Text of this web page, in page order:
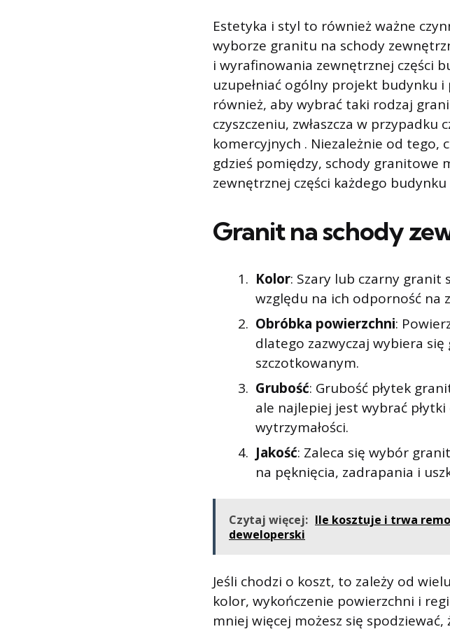
Estetyka i styl to również ważne
wyborze granitu na schody
i wyrafinowania zewnętrznej części
uzupełniać ogólny projekt budynku
również, aby wybrać taki rodzaj
czyszczeniu, zwłaszcza w
komercyjnych . Niezależnie od tego,
gdzieś pomiędzy, schody granitowe
zewnętrznej części każdego budynku
Granit na schody
Kolor: Szary lub czarny granit
względu na ich odporność na
Obróbka powierzchni:
dlatego zazwyczaj wybiera
szczotkowanym.
Grubość: Grubość płytek
ale najlepiej jest wybrać
wytrzymałości.
Jakość: Zaleca się wybór
na pęknięcia, zadrapania i
Czytaj więcej: Ile kosztuje i trwa
deweloperski
Jeśli chodzi o koszt, to zależy od
kolor, wykończenie powierzchni i
mniej więcej możesz się